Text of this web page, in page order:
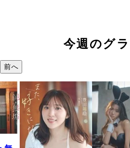
今週のグ
前へ